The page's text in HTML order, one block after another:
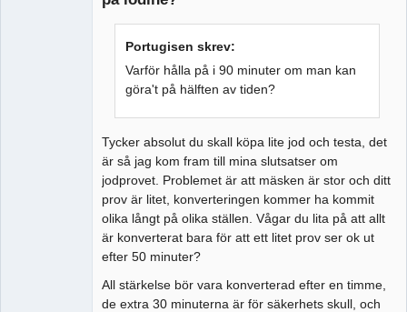
Portugisen skrev:
Varför hålla på i 90 minuter om man kan
göra't på hälften av tiden?
Tycker absolut du skall köpa lite jod och testa, det
är så jag kom fram till mina slutsatser om
jodprovet. Problemet är att mäsken är stor och ditt
prov är litet, konverteringen kommer ha kommit
olika långt på olika ställen. Vågar du lita på att allt
är konverterat bara för att ett litet prov ser ok ut
efter 50 minuter?
All stärkelse bör vara konverterad efter en timme,
de extra 30 minuterna är för säkerhets skull, och